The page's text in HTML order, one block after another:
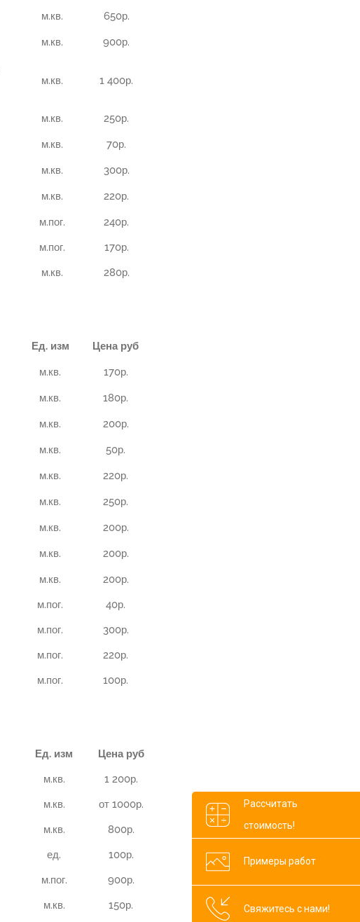
м.кв. 650р.
м.кв. 900р.
м.кв. 1 400р.
м.кв. 250р.
м.кв. 70р.
м.кв. 300р.
м.кв. 220р.
м.пог.
240р.
м.пог.
170р.
м.кв. 280р.
Ед. изм Цена руб
м.кв. 170р.
м.кв. 180р.
м.кв. 200р.
м.кв. 50р.
м.кв. 220р.
м.кв. 250р.
м.кв. 200р.
м.кв. 200р.
м.кв.
200р.
м.пог.
40р.
м.пог.
300р.
м.пог.
220р.
м.пог. 100р.
Ед. изм
Цена руб
м.кв.
1 200р.
м.кв.
от 1000р.
м.кв.
800р.
ед.
100р.
м.пог.
900р.
м.кв. 150р.
Рассчитать
стоимость!
Примеры работ
Свяжитесь с нами!